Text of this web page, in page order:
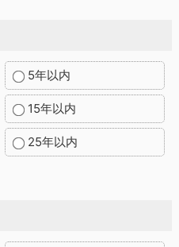
5年以内
15年以内
25年以内